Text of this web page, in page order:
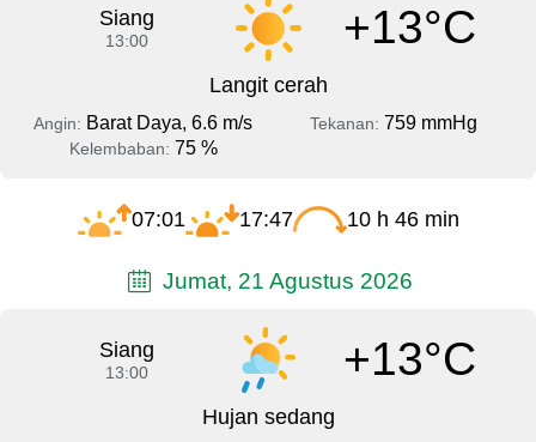
Siang
13:00 +13°C
Langit cerah
Angin: Barat Daya, 6.6 m/s Tekanan: 759 mmHg
Kelembaban: 75 %
07:01 17:47 10 h 46 min
Jumat, 21 Agustus 2026
Siang
13:00 +13°C
Hujan sedang